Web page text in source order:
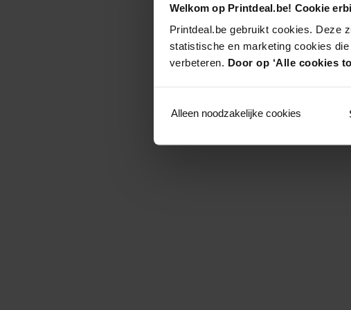
Welkom op Printdeal.be! Cookie
Printdeal.be gebruikt cookies. Deze
statistische en marketing cookies
verbeteren. Door op ‘Alle cookies
Alleen noodzakelijke cookies